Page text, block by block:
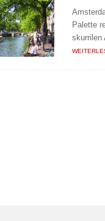
Palette
skurrilen